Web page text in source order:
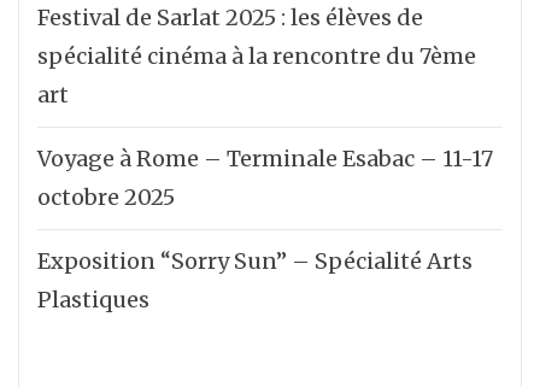
Festival de Sarlat 2025 : les élèves de
spécialité cinéma à la rencontre du 7ème
art
Voyage à Rome – Terminale Esabac – 11-17
octobre 2025
Exposition “Sorry Sun” – Spécialité Arts
Plastiques